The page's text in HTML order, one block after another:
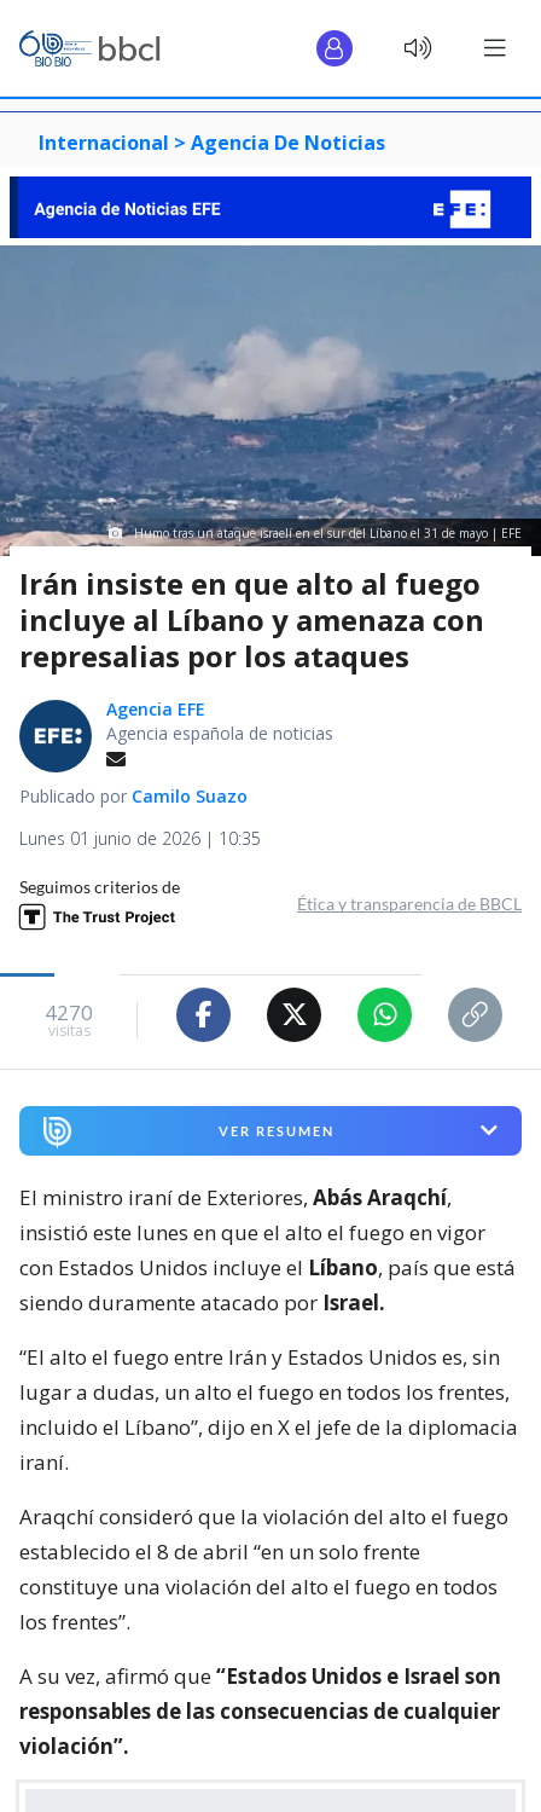
Internacional > Agencia De Noticias
Humo tras un ataque israelí en el sur del Líbano el 31 de mayo | EFE
Irán insiste en que alto al fuego
incluye al Líbano y amenaza con
represalias por los ataques
Agencia EFE
Agencia española de noticias
Publicado por Camilo Suazo
Lunes 01 junio de 2026 | 10:35
Seguimos criterios de
Ética y transparencia de BBCL
4270
visitas
VER RESUMEN
El ministro iraní de Exteriores, Abás Araqchí,
insistió este lunes en que el alto el fuego en vigor
con Estados Unidos incluye el Líbano, país que está
siendo duramente atacado por Israel.
“El alto el fuego entre Irán y Estados Unidos es, sin
lugar a dudas, un alto el fuego en todos los frentes,
incluido el Líbano”, dijo en X el jefe de la diplomacia
iraní.
Araqchí consideró que la violación del alto el fuego
establecido el 8 de abril “en un solo frente
constituye una violación del alto el fuego en todos
los frentes”.
A su vez, afirmó que“Estados Unidos e Israel son
responsables de las consecuencias de cualquier
violación”.